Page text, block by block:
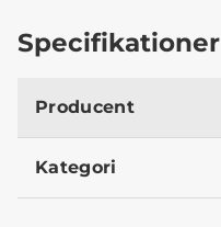
Specifikationer
Producent
Kategori